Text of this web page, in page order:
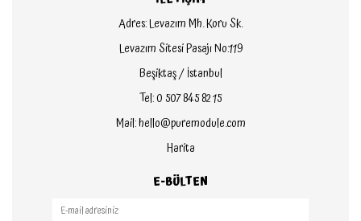
Adres: Levazım Mh. Koru Sk.
Levazım Sitesi Pasajı No:119
Beşiktaş / İstanbul
Tel: 0 507 845 82 15
Mail: hello@puremodule.com
Harita
E-BÜLTEN